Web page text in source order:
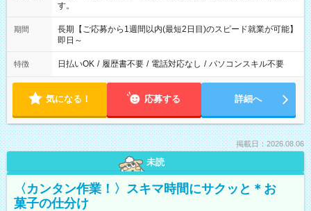
す。
期間
長期【ご応募から1週間以内(最短2日目)のスピード就業が可能】
即日～
特徴 日払いOK / 履歴書不要 / 電話対応なし / パソコンスキル不要
気になる！ 応募する 詳細へ
掲載日：2026.08.06
未読
〈カンタン作業！〉スキマ時間にサクッと＊お
菓子の仕分け